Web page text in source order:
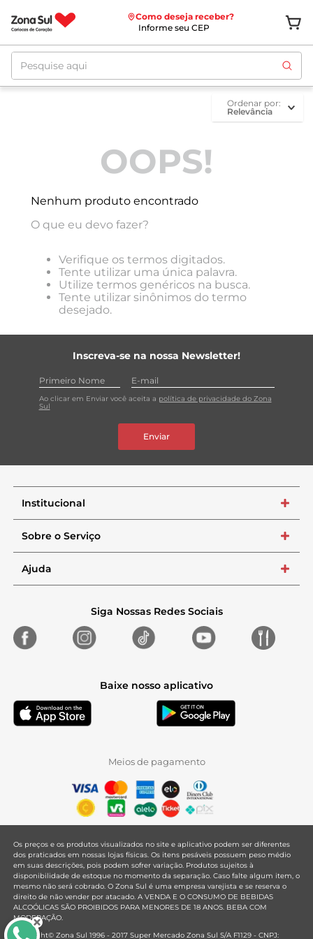
Como deseja receber?
Informe seu CEP
Pesquise aqui
ordenar por
Relevância
OOPS!
Nenhum produto encontrado
O que eu devo fazer?
Verifique os termos digitados.
Tente utilizar uma única palavra.
Utilize termos genéricos na busca.
Tente utilizar sinônimos do termo
desejado.
Inscreva-se na nossa Newsletter!
Ao clicar em Enviar você aceita a política de privacidade do Zona
Sul
Enviar
Institucional +
Sobre o Serviço +
Ajuda +
Siga Nossas Redes Sociais
Baixe nosso aplicativo
Meios de pagamento
Os preços e os produtos visualizados no site e aplicativo podem ser diferentes
dos praticados em nossas lojas físicas. Os itens pesáveis possuem peso médio
em suas descrições, pois podem sofrer variação. Produtos sujeitos à
disponibilidade de estoque no momento da separação. Caso falte algum item, o
mesmo não será cobrado. O Zona Sul é uma empresa varejista e se reserva o
direito de não vender por atacado. A VENDA E O CONSUMO DE BEBIDAS
ALCOÓLICAS SÃO PROIBIDOS PARA MENORES DE 18 ANOS. BEBA COM
MODERAÇÃO.
Copyright© Zona Sul 1996 - 2017 Super Mercado Zona Sul S/A F1129 - CNPJ: